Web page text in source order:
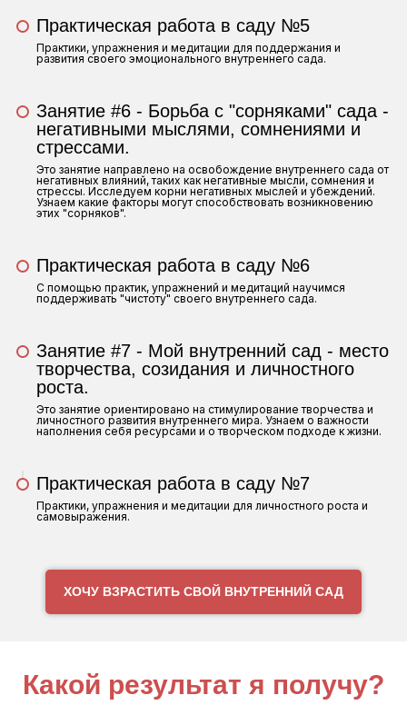
Практическая работа в саду №5
Практики, упражнения и медитации для поддержания и
развития своего эмоционального внутреннего сада.
Занятие #6 - Борьба с "сорняками" сада -
негативными мыслями, сомнениями и
стрессами.
Это занятие направлено на освобождение внутреннего сада от
негативных влияний, таких как негативные мысли, сомнения и
стрессы. Исследуем корни негативных мыслей и убеждений.
Узнаем какие факторы могут способствовать возникновению
этих "сорняков".
Практическая работа в саду №6
С помощью практик, упражнений и медитаций научимся
поддерживать "чистоту" своего внутреннего сада.
Занятие #7 - Мой внутренний сад - место
творчества, созидания и личностного
роста.
Это занятие ориентировано на стимулирование творчества и
личностного развития внутреннего мира. Узнаем о важности
наполнения себя ресурсами и о творческом подходе к жизни.
Практическая работа в саду №7
Практики, упражнения и медитации для личностного роста и
самовыражения.
ХОЧУ ВЗРАСТИТЬ СВОЙ ВНУТРЕННИЙ САД
Какой результат я получу?